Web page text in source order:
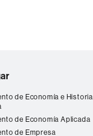
de Economía e Historia
de Economía Aplicada
de Empresa